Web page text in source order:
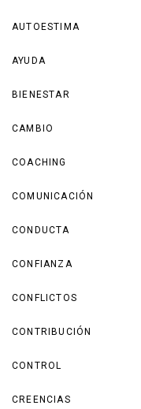
AUTOESTIMA
AYUDA
BIENESTAR
CAMBIO
COACHING
COMUNICACIÓN
CONDUCTA
CONFIANZA
CONFLICTOS
CONTRIBUCIÓN
CONTROL
CREENCIAS